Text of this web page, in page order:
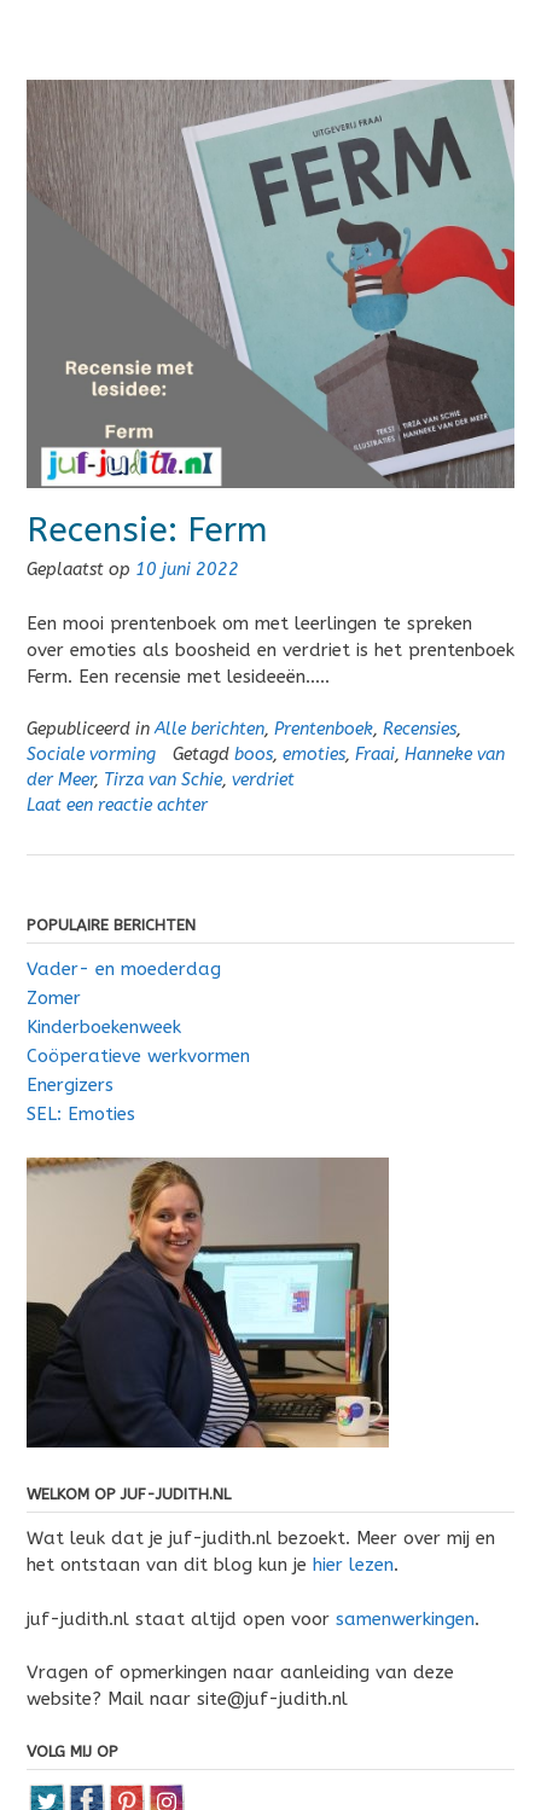
Recensie: Ferm
Geplaatst op 10 juni 2022
Een mooi prentenboek om met leerlingen te spreken
over emoties als boosheid en verdriet is het prentenboek
Ferm. Een recensie met lesideeën…..
Gepubliceerd inAlle berichten, Prentenboek, Recensies,
Sociale vorming
Getagd boos, emoties, Fraai, Hanneke van
der Meer, Tirza van Schie, verdriet
Laat een reactie achter
POPULAIRE BERICHTEN
Vader- en moederdag
Zomer
Kinderboekenweek
Coöperatieve werkvormen
Energizers
SEL: Emoties
WELKOM OP JUF-JUDITH.NL
Wat leuk dat je juf-judith.nl bezoekt. Meer over mij en
het ontstaan van dit blog kun je hier lezen.
juf-judith.nl staat altijd open voor samenwerkingen.
Vragen of opmerkingen naar aanleiding van deze
website? Mail naar site@juf-judith.nl
VOLG MIJ OP